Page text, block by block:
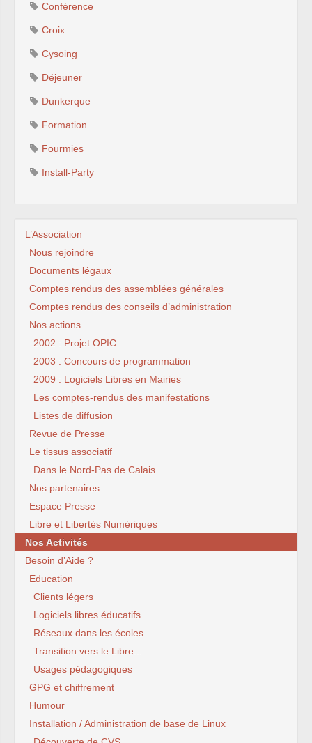
Conférence
Croix
Cysoing
Déjeuner
Dunkerque
Formation
Fourmies
Install-Party
L’Association
Nous rejoindre
Documents légaux
Comptes rendus des assemblées générales
Comptes rendus des conseils d’administration
Nos actions
2002 : Projet OPIC
2003 : Concours de programmation
2009 : Logiciels Libres en Mairies
Les comptes-rendus des manifestations
Listes de diffusion
Revue de Presse
Le tissus associatif
Dans le Nord-Pas de Calais
Nos partenaires
Espace Presse
Libre et Libertés Numériques
Nos Activités
Besoin d’Aide ?
Education
Clients légers
Logiciels libres éducatifs
Réseaux dans les écoles
Transition vers le Libre...
Usages pédagogiques
GPG et chiffrement
Humour
Installation / Administration de base de Linux